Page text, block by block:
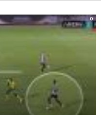
0